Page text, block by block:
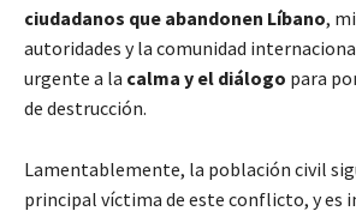
ciudadanos que abandonen Líbano,
autoridades y la comunidad
urgente a la calma y el diálogo para
de destrucción.
Lamentablemente, la población civil
principal víctima de este conflicto, y es